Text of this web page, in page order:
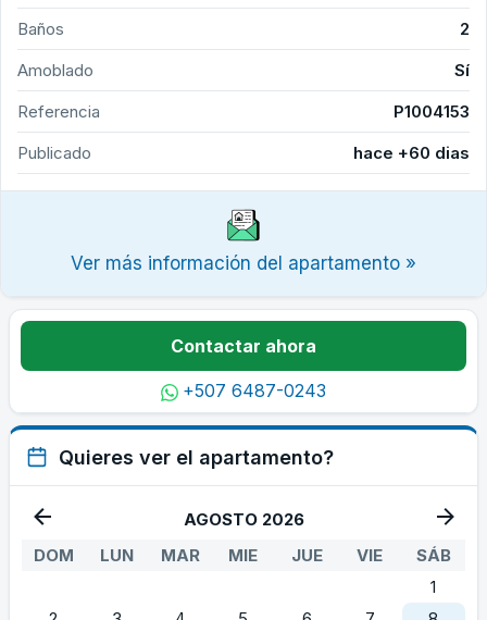
Baños
2
Amoblado
Sí
Referencia
P1004153
Publicado
hace +60 dias
Ver más información del apartamento »
Contactar ahora
+507 6487-0243
Quieres ver el apartamento?
AGOSTO 2026
DOM
LUN MAR MIE JUE VIE
SÁB
1